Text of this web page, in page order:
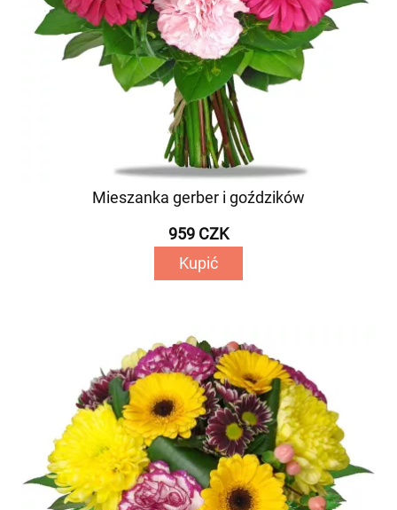
Mieszanka gerber i goździków
959 CZK
Kupić